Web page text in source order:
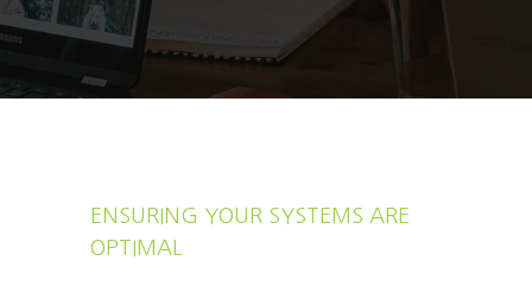
ENSURING YOUR SYSTEMS ARE
OPTIMAL